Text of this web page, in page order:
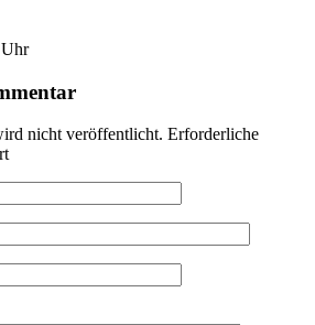
nicht veröffentlicht. Erforderliche